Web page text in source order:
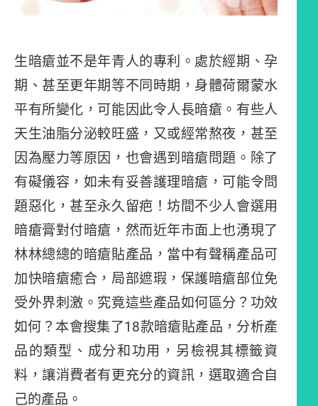
生暗瘡並不是年青人的專利。處於經期、孕
期、甚至更年期等不同時期，身體荷爾蒙水
平有所變化，可能因此令人長暗瘡。有些人
天生油脂分泌較旺盛，又或經常熬夜，甚至
因為壓力等原因，也會遇到暗瘡問題。除了
有礙儀容，如未有妥善護理暗瘡，可能令問
題惡化，甚至永久留疤！坊間不少人會選用
暗瘡膏對付暗瘡，然而近年市面上也湧現了
林林總總的暗瘡貼產品，當中有聲稱產品可
加快暗瘡癒合，局部遮瑕，保護暗瘡部位免
受外界刺激。究竟這些產品如何區分？功效
如何？本會搜集了18款暗瘡貼產品，分析產
品的類型、成分和功用，另檢視其標籤資
料，讓消費者有更充分的資訊，選取適合自
己的產品。